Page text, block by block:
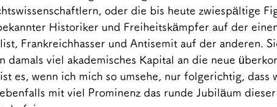
oder die bis heute zwiespältige
Historiker und Freiheitskämpfer auf der
Frankreichhasser und Antisemit auf der anderen.
damals viel akademisches Kapital an die neue
es, wenn ich mich so umsehe, nur folgerichtig, dass
mit viel Prominenz das runde Jubiläum